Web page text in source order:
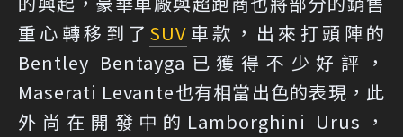
重心轉移到了 SUV車款，出來打頭陣的
Bentley Bentayga已獲得不少好評，
Maserati Levante也有相當出色的表現，此
外尚在開發中的Lamborghini Urus，